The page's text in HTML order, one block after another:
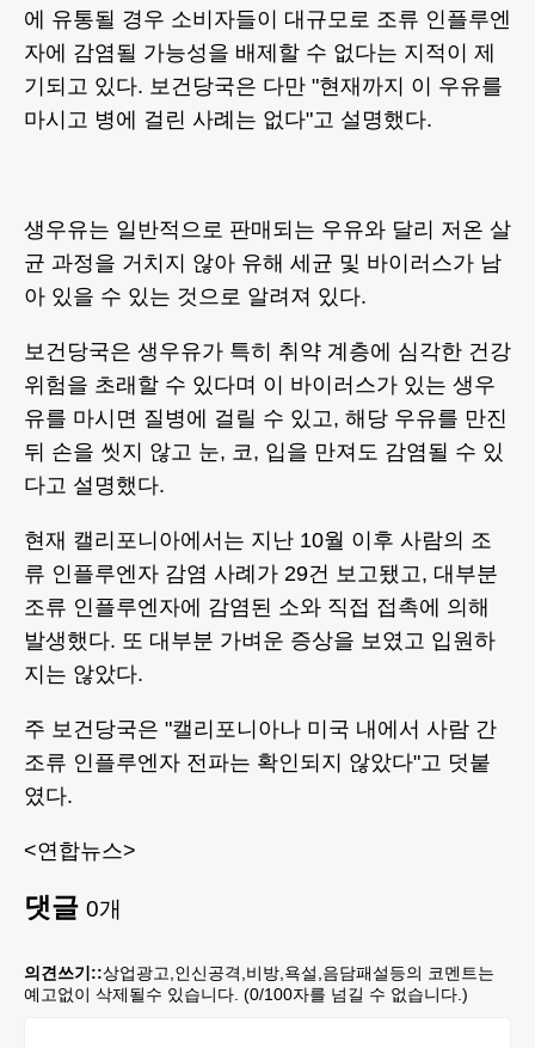
에 유통될 경우 소비자들이 대규모로 조류 인플루엔
자에 감염될 가능성을 배제할 수 없다는 지적이 제
기되고 있다. 보건당국은 다만 "현재까지 이 우유를
마시고 병에 걸린 사례는 없다"고 설명했다.
생우유는 일반적으로 판매되는 우유와 달리 저온 살
균 과정을 거치지 않아 유해 세균 및 바이러스가 남
아 있을 수 있는 것으로 알려져 있다.
보건당국은 생우유가 특히 취약 계층에 심각한 건강
위험을 초래할 수 있다며 이 바이러스가 있는 생우
유를 마시면 질병에 걸릴 수 있고, 해당 우유를 만진
뒤 손을 씻지 않고 눈, 코, 입을 만져도 감염될 수 있
다고 설명했다.
현재 캘리포니아에서는 지난 10월 이후 사람의 조
류 인플루엔자 감염 사례가 29건 보고됐고, 대부분
조류 인플루엔자에 감염된 소와 직접 접촉에 의해
발생했다. 또 대부분 가벼운 증상을 보였고 입원하
지는 않았다.
주 보건당국은 "캘리포니아나 미국 내에서 사람 간
조류 인플루엔자 전파는 확인되지 않았다"고 덧붙
였다.
<연합뉴스>
댓글 0개
의견쓰기::상업광고,인신공격,비방,욕설,음담패설등의 코멘트는
예고없이 삭제될수 있습니다. (0/100자를 넘길 수 없습니다.)